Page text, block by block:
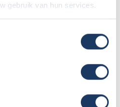
gebruik van hun services.